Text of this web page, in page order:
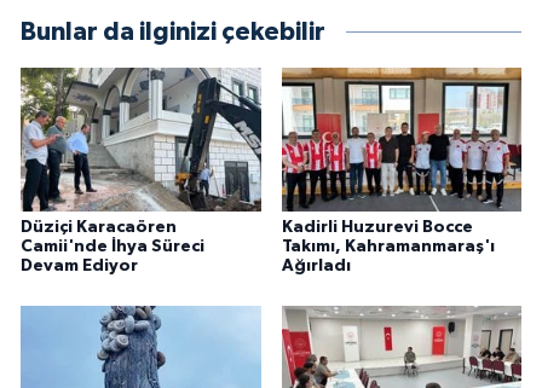
Bunlar da ilginizi çekebilir
Düziçi Karacaören
Camii'nde İhya Süreci
Devam Ediyor
Kadirli Huzurevi Bocce
Takımı, Kahramanmaraş'ı
Ağırladı